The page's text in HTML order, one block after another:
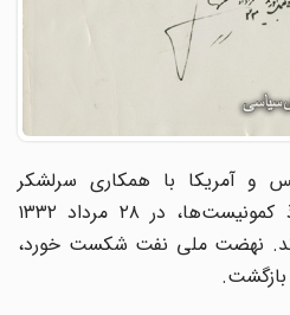
و آمریکا با همکاری سرلشکر
زاهدی، با بهانه‌گیری از نفوذ کمونیست‌ها، در ۲۸ مرداد ۱۳۳۲
نهضت ملی نفت شکست خورد،